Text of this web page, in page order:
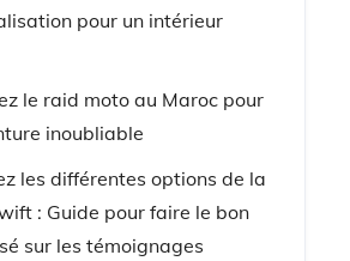
pour un intérieur
le raid moto au Maroc pour
inoubliable
les différentes options de la
: Guide pour faire le bon
sur les témoignages